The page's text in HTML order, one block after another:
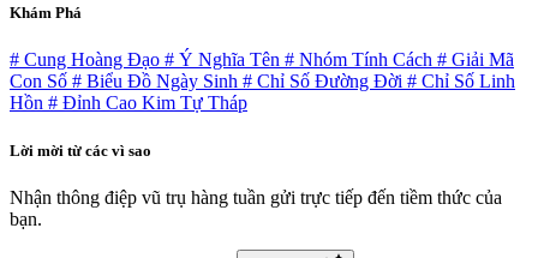
Khám Phá
# Cung Hoàng Đạo # Ý Nghĩa Tên # Nhóm Tính Cách # Giải Mã
Con Số # Biểu Đồ Ngày Sinh # Chỉ Số Đường Đời # Chỉ Số Linh
Hồn # Đỉnh Cao Kim Tự Tháp
Lời mời từ các vì sao
Nhận thông điệp vũ trụ hàng tuần gửi trực tiếp đến tiềm thức của
bạn.